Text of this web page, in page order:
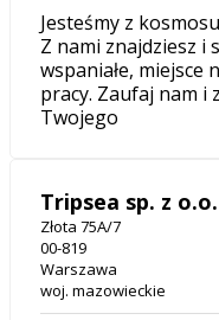
Jesteśmy z
Z nami znajdziesz i
wspaniałe, miejsce
pracy. Zaufaj nam i
Twojego
Tripsea sp. z o.o.
Złota 75A/7
00-819
Warszawa
woj. mazowieckie